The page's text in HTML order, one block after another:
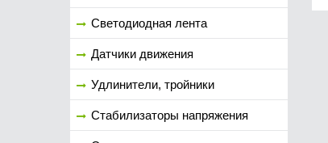
Светодиодная лента
Датчики движения
Удлинители, тройники
Стабилизаторы напряжения